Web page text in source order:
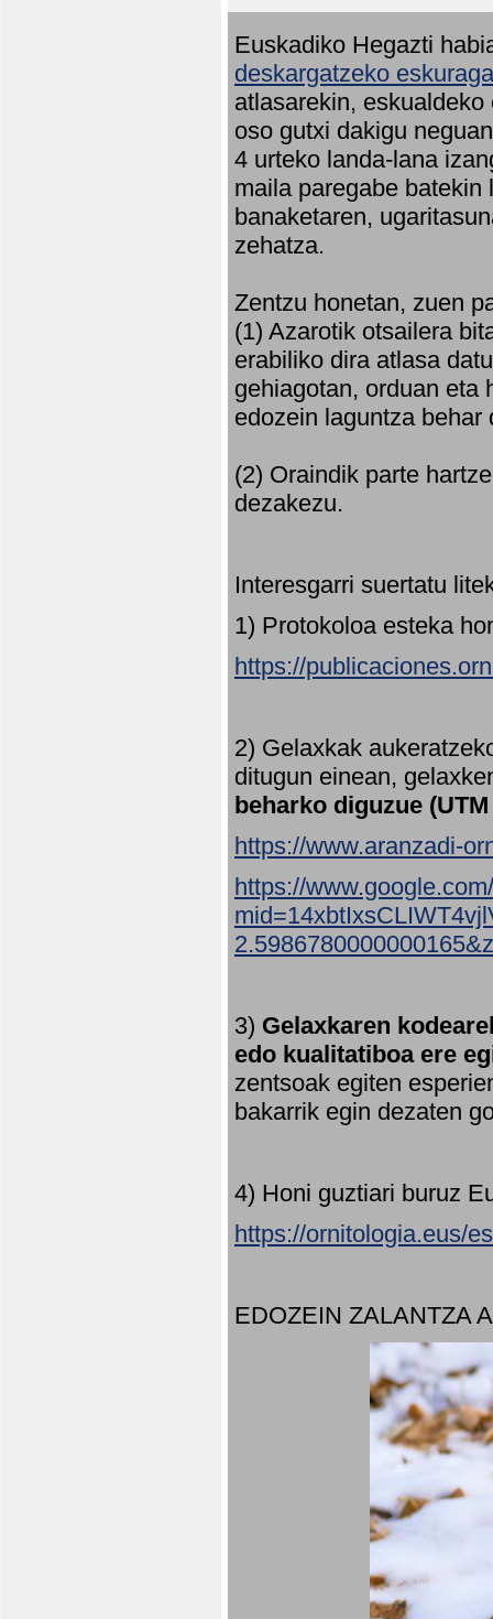
Euskadiko Hegazti
deskargatzeko
atlasarekin,
oso gutxi dakigu
4 urteko landa-lana
maila paregabe
banaketaren,
zehatza.
Zentzu honetan, zuen
(1) Azarotik otsailera
erabiliko dira atlasa
gehiagotan, orduan eta
edozein laguntza behar
(2) Oraindik parte
dezakezu.
Interesgarri suertatu
1) Protokoloa esteka
https://
2) Gelaxkak
ditugun einean,
beharko diguzue
https://www.aranzadi-
https://
3) Gelaxkaren
edo kualitatiboa ere
zentsoak egiten
bakarrik egin dezaten
4) Honi guztiari buruz
https://ornitologia.eus/
EDOZEIN ZALANTZA